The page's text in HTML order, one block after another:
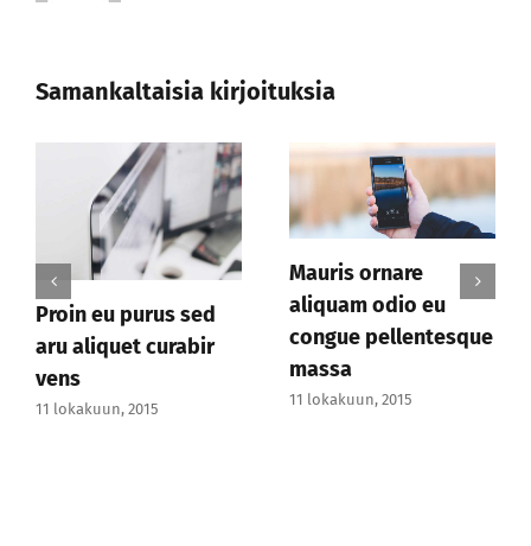
Samankaltaisia kirjoituksia
Sed eleifend velit
sed justo scelisque
11 lokakuun, 2015
Duis maximus
metus dabus sed
11 lokakuun, 2015